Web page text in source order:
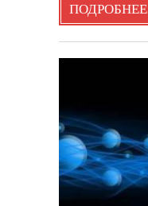
ПОДРОБНЕЕ